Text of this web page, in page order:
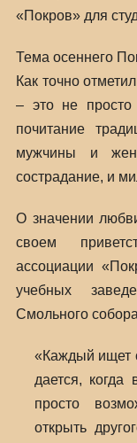
«Покров» для
Тема осеннего
Как точно
– это не просто
почитание
мужчины и
сострадание, и
О значении
своем
ассоциации
учебных
Смольного
«Каждый ищет
дается,
просто
открыть